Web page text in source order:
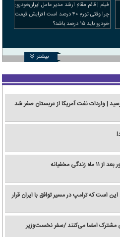
فیلم | قائم‌ مقام ارشد مدیر عامل ایران‌خودرو:
چرا وقتی تورم ۴۰ درصد است افزایش قیمت
خودرو باید ۱۵ درصد باشد؟
بیشتر
مخفیانه
این است که ترامپ در مسیر توافق با ایران قرار
مشترک امضا می‌کنند /سفر نخست‌وزیر